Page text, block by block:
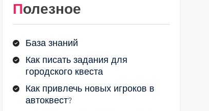
Полезное
База знаний
Как писать задания для
городского квеста
Как привлечь новых игроков в
автоквест?